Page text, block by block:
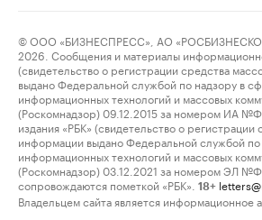
© ООО «БИЗНЕСПРЕСС», АО
2026. Сообщения и материалы
(свидетельство о регистрации средства
выдано Федеральной службой по надзору в
информационных технологий и массовых
(Роскомнадзор) 09.12.2015 за номером ИА
издания «РБК» (свидетельство о регистрации
информации выдано Федеральной службой по
информационных технологий и массовых
(Роскомнадзор) 03.12.2021 за номером ЭЛ
сопровождаются пометкой «РБК».
18+
Владельцем сайта является информационное